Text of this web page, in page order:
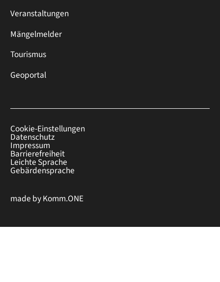
Veranstaltungen
Mängelmelder
Tourismus
Geoportal
Cookie-Einstellungen
Datenschutz
Impressum
Barrierefreiheit
Leichte Sprache
Gebärdensprache
made byKomm.ONE